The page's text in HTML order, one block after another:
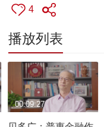
4
播放列表
00:09:27